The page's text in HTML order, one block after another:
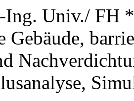
Univ./ FH
Gebäude,